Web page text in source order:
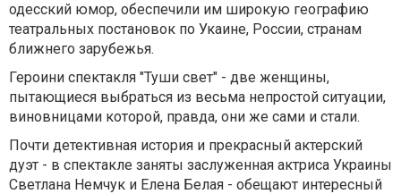
одесский юмор, обеспечили им широкую географию
театральных постановок по Укаине, России, странам
ближнего зарубежья.
Героини спектакля "Туши свет" - две женщины,
пытающиеся выбраться из весьма непростой ситуации,
виновницами которой, правда, они же сами и стали.
Почти детективная история и прекрасный актерский
дуэт - в спектакле заняты заслуженная актриса Украины
Светлана Немчук и Елена Белая - обещают интересный